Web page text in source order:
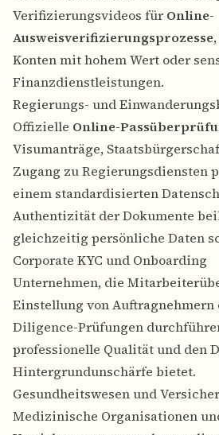
Verifizierungsvideos für Online-
Ausweisverifizierungsprozesse
Konten mit hohem Wert oder
Finanzdienstleistungen.
Regierungs- und
Offizielle Online-
Visumanträge,
Zugang zu Regierungsdiensten
einem standardisierten
Authentizität der Dokumente
gleichzeitig persönliche Daten
Corporate KYC und Onboarding
Unternehmen, die
Einstellung von Auftragnehmern
Diligence-Prüfungen
professionelle Qualität und den
Hintergrundunschärfe bietet.
Gesundheitswesen und
Medizinische Organisationen